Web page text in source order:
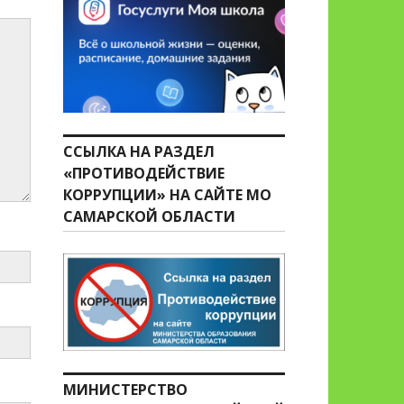
ССЫЛКА НА РАЗДЕЛ
«ПРОТИВОДЕЙСТВИЕ
КОРРУПЦИИ» НА САЙТЕ МО
САМАРСКОЙ ОБЛАСТИ
МИНИСТЕРСТВО